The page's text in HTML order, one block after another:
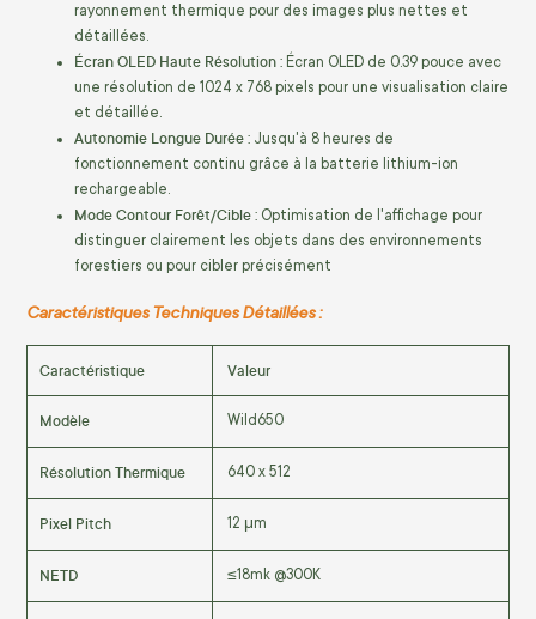
rayonnement thermique pour des images plus nettes et
détaillées.
Écran OLED Haute Résolution : Écran OLED de 0.39 pouce avec
une résolution de 1024 x 768 pixels pour une visualisation claire
et détaillée.
Autonomie Longue Durée : Jusqu'à 8 heures de
fonctionnement continu grâce à la batterie lithium-ion
rechargeable.
Mode Contour Forêt/Cible : Optimisation de l'affichage pour
distinguer clairement les objets dans des environnements
forestiers ou pour cibler précisément
Caractéristiques Techniques Détaillées :
Caractéristique Valeur
Modèle Wild650
Résolution Thermique 640 x 512
Pixel Pitch 12 μm
NETD ≤18mk @300K